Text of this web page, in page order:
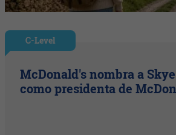
C-Level
McDonald's nombra a
como presidenta de